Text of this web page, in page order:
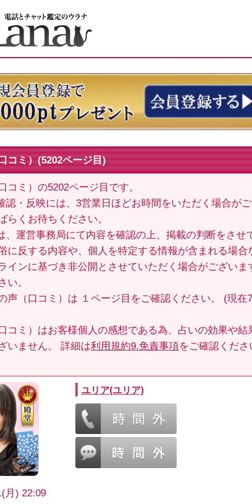
コミ）(5202ページ目)
コミ）の5202ページ目です。
認・反映には、3営業日ほどお時間をいただく場合が
らくお待ちください。
、運営事務局にて内容を確認の上、掲載の判断をさせ
に反する内容や、個人を特定する情報が含まれる場合
インに基づき非公開とさせていただく場合がございま
い。
声（口コミ）は １ページ目 をご確認ください。 (現在
コミ）はお客様個人の感想である為、占いの効果や結
いません。 詳細は利用規約9.免責事項をご確認くださ
ユリア(ユリア)
月) 22:09